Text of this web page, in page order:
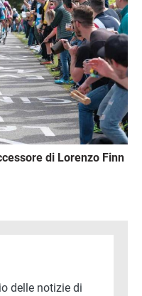
di Lorenzo Finn
delle notizie di